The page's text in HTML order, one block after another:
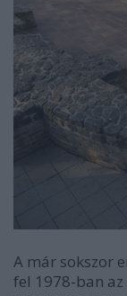
A már sokszor
fel 1978-ban